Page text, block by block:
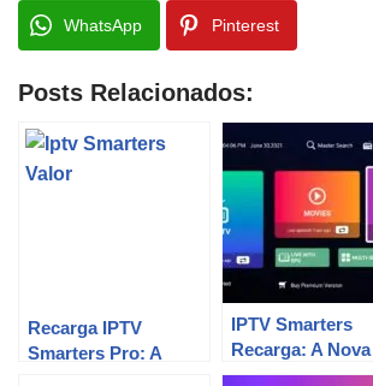
WhatsApp Pinterest
Posts Relacionados:
Recarga IPTV
Smarters Pro: A
IPTV Smarters
Recarga: A Nova
Geração de TV